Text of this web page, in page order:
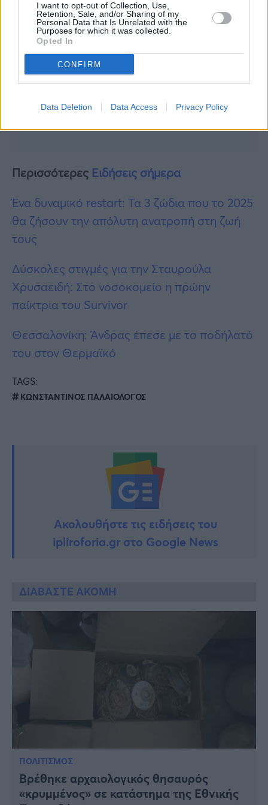
I want to opt-out of Collection, Use,
Retention, Sale, and/or Sharing of my
Personal Data that Is Unrelated with the
Purposes for which it was collected.
Opted In
CONFIRM
Data Deletion Data Access Privacy Policy
Περισσότερες Ειδήσεις σήμερα
Ένα δυναμικό restart: Τα 3 ζώδια που το 2025
θα ζήσουν την απόλυτη ανατροπή στη ζωή
τους
Δύσκολες στιγμές για την Σταυρούλα
Χρυσαειδή: Στο νοσοκομείο η πρώην
παίκτρια του Survivor
Θεσσαλονίκη: Άνδρας έπεσε με το ποδήλατό
του στον Θερμαϊκό
TAGS:
ΚΩΝΣΤΑΝΤΙΝΟΣ ΠΑΛΑΙΟΛΟΓΟΣ
Ακολουθήστε τις ειδήσεις του
ipliroforia.gr στο Google News
ΔΙΑΒΑΣΤΕ ΑΚΟΜΗ
ΠΟΛΙΤΙΣΜΟΣ
Βρέθηκε αρχαιολογικός θησαυρός
«κρυμμένος» σε κατάστημα της Εθνικής